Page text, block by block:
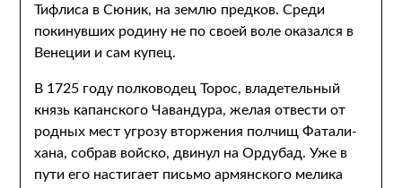
Тифлиса в Сюник, на землю предков. Среди
покинувших родину не по своей воле оказался в
Венеции и сам купец.
В 1725 году полководец Торос, владетельный
князь капанского Чавандура, желая отвести от
родных мест угрозу вторжения полчищ Фатали-
хана, собрав войско, двинул на Ордубад. Уже в
пути его настигает письмо армянского мелика